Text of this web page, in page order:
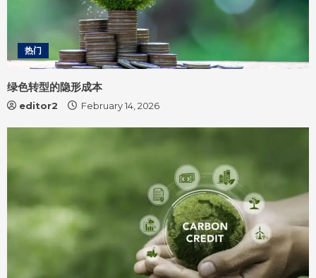
热门
绿色转型的隐形成本
editor2 February 14, 2026